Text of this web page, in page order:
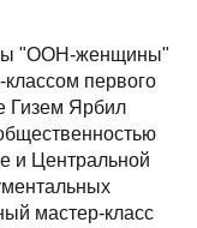
"ООН-женщины"
первого
Гизем Ярбил
и Центральной
мастер-класс